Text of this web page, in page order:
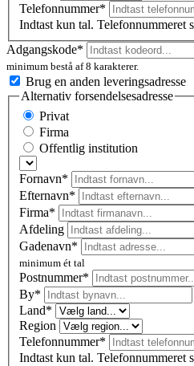
Telefonnummer*
Indtast kun tal. Telefonnummeret
Adgangskode*
minimum bestå af 8 karakterer.
Brug en anden leveringsadresse
Alternativ forsendelsesadresse
Privat
Firma
Offentlig institution
Fornavn*
Efternavn*
Firma*
Afdeling
Gadenavn*
minimum ét tal
Postnummer*
By*
Land*
Region
Telefonnummer*
Indtast kun tal. Telefonnummeret